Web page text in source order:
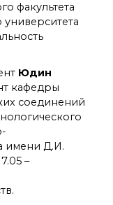
факультета
Юдин
кафедры
соединений
имени Д.И.
–